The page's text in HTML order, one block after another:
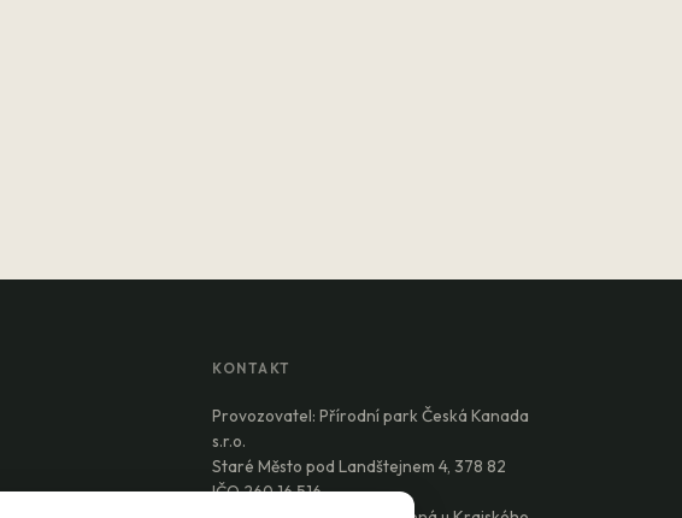
KONTAKT
Provozovatel: Přírodní park Česká Kanada
s.r.o.
Staré Město pod Landštejnem 4, 378 82
IČO 260 16 516